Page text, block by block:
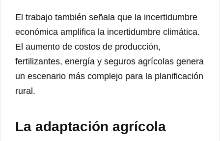
El trabajo también señala que la incertidumbre
económica amplifica la incertidumbre climática.
El aumento de costos de producción,
fertilizantes, energía y seguros agrícolas genera
un escenario más complejo para la planificación
rural.
La adaptación agrícola